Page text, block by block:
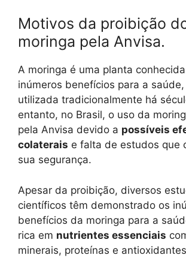
Motivos da proibição
moringa pela Anvisa.
A moringa é uma planta
inúmeros benefícios para a
utilizada tradicionalmente há
entanto, no Brasil, o uso da
pela Anvisa devido a possíveis
colaterais e falta de estudos que
sua segurança.
Apesar da proibição, diversos
científicos têm demonstrado os
benefícios da moringa para a
rica em nutrientes essenciais
minerais, proteínas e